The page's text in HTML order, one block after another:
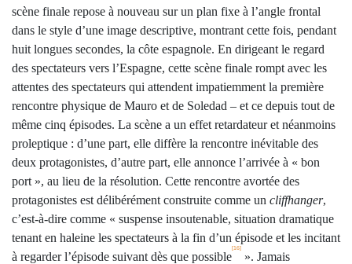
scène finale repose à nouveau sur un plan fixe à l’angle frontal
dans le style d’une image descriptive, montrant cette fois, pendant
huit longues secondes, la côte espagnole. En dirigeant le regard
des spectateurs vers l’Espagne, cette scène finale rompt avec les
attentes des spectateurs qui attendent impatiemment la première
rencontre physique de Mauro et de Soledad – et ce depuis tout de
même cinq épisodes. La scène a un effet retardateur et néanmoins
proleptique : d’une part, elle diffère la rencontre inévitable des
deux protagonistes, d’autre part, elle annonce l’arrivée à « bon
port », au lieu de la résolution. Cette rencontre avortée des
protagonistes est délibérément construite comme un cliffhanger,
c’est-à-dire comme « suspense insoutenable, situation dramatique
tenant en haleine les spectateurs à la fin d’un épisode et les incitant
à regarder l’épisode suivant dès que possible
[16]
». Jamais